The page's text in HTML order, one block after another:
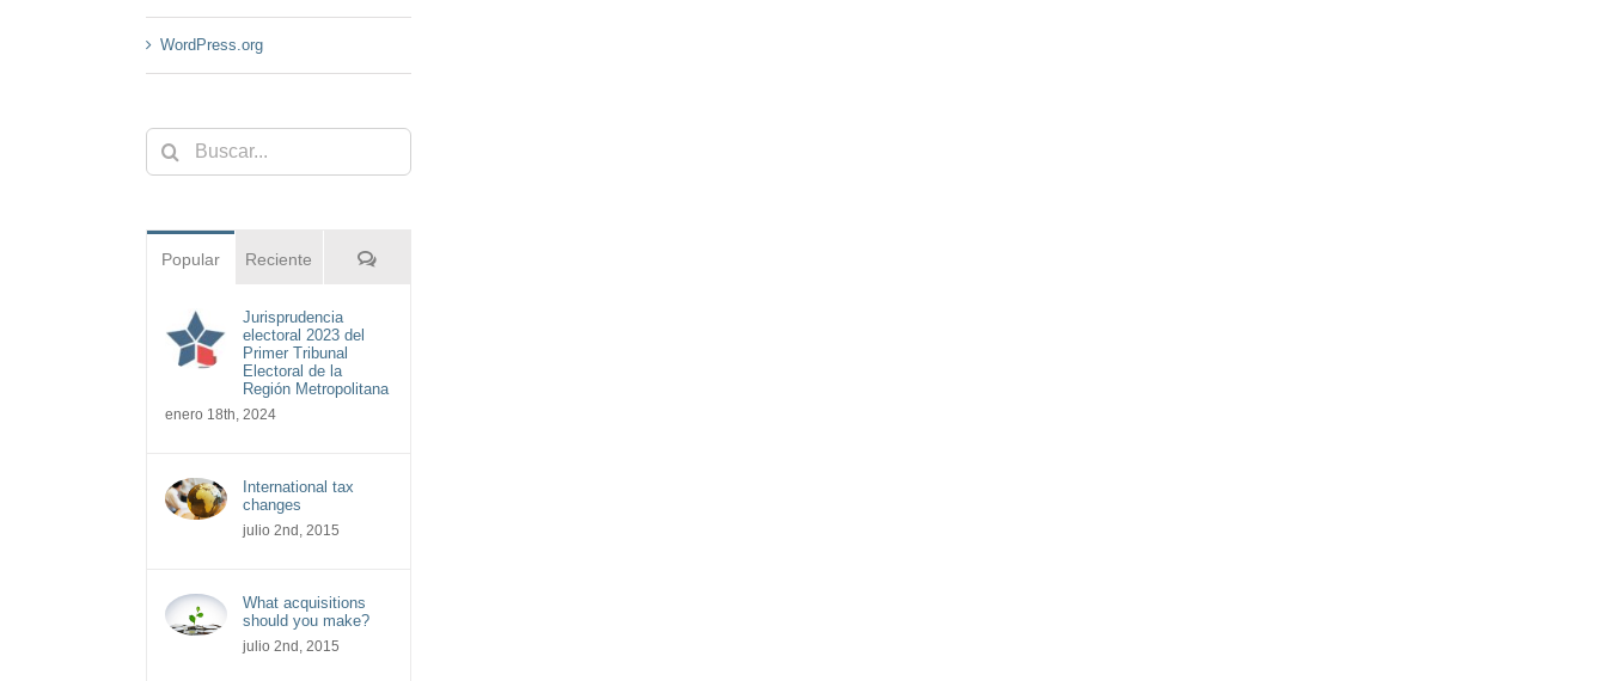
WordPress.org
Buscar:
Popular Reciente Comentarios
Jurisprudencia
electoral 2023 del
Primer Tribunal
Electoral de la
Región Metropolitana
enero 18th, 2024
International tax
changes
julio 2nd, 2015
What acquisitions
should you make?
julio 2nd, 2015